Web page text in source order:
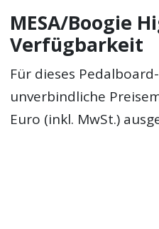
MESA/Boogie
Verfügbarkeit
Für dieses
unverbindliche
Euro (inkl. MwSt.)